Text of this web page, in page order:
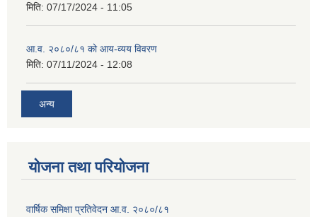
मिति: 07/17/2024 - 11:05
आ.व. २०८०/८१ को आय-व्यय विवरण
मिति: 07/11/2024 - 12:08
अन्य
योजना तथा परियोजना
वार्षिक समिक्षा प्रतिवेदन आ.व. २०८०/८१